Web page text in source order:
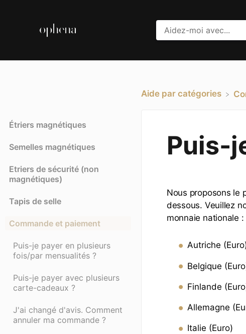
Étriers magnétiques
Semelles magnétiques
Etriers de sécurité (non
magnétiques)
Tapis de selle
Commande et paiement
Puis-je payer en plusieurs
fois/par mensualités ?
Puis-je payer avec plusieurs
carte-cadeaux ?
J'ai changé d'avis. Comment
annuler ma commande ?
Aide par catégories
Puis-
Nous proposons le
dessous. Veuillez
monnaie nationale :
Autriche
Belgique
Finlande
Allemagne
Italie (Euro)